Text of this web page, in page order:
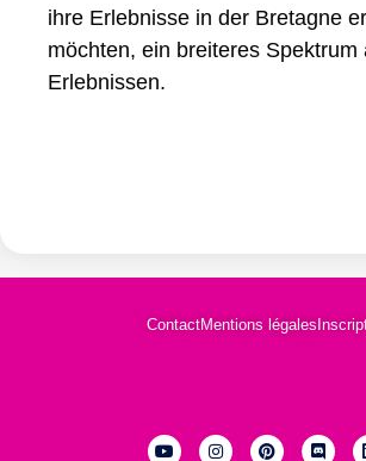
ihre Erlebnisse in der Bretagne
möchten, ein breiteres Spektrum
Erlebnissen.
ContactMentions légales